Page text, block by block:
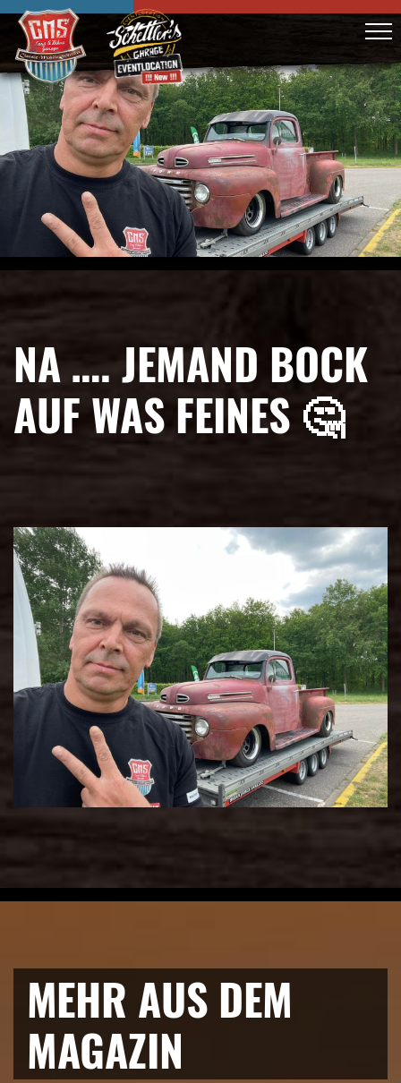
NA …. JEMAND BOCK
AUF WAS FEINES 🤔
MEHR AUS DEM
MAGAZIN